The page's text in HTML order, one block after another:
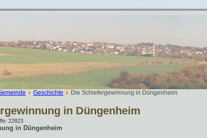
Geschichte Die Schiefergewinnung in Düngenheim
in Düngenheim
22823
in Düngenheim